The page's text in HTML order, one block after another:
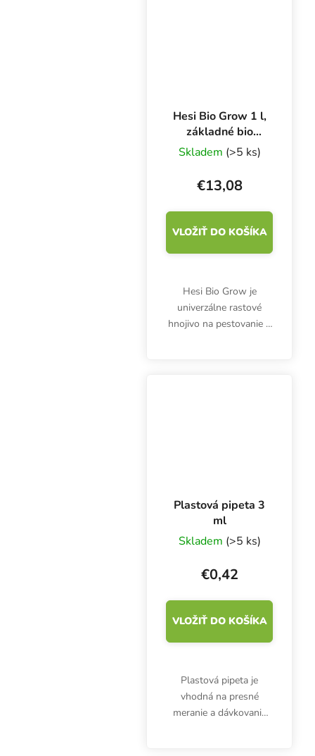
Hesi Bio Grow 1 l,
základné bio
hnojivo na rast
Skladem (>5 ks)
€13,08
VLOŽIŤ DO KOŠÍKA
Hesi Bio Grow je
univerzálne rastové
hnojivo na pestovanie v
Plastová pipeta 3
ml
Skladem (>5 ks)
€0,42
VLOŽIŤ DO KOŠÍKA
Plastová pipeta je
vhodná na presné
meranie a dávkovanie